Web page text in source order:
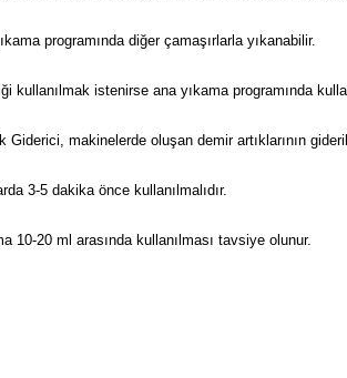
programında diğer çamaşırlarla yıkanabilir.
kullanılmak istenirse ana yıkama programında
Giderici, makinelerde oluşan demir artıklarının
3-5 dakika önce kullanılmalıdır.
10-20 ml arasında kullanılması tavsiye olunur.